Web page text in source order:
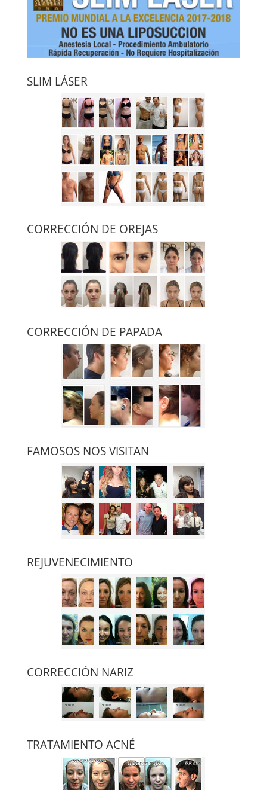
SLIM LÁSER
CORRECCIÓN DE OREJAS
CORRECCIÓN DE PAPADA
FAMOSOS NOS VISITAN
REJUVENECIMIENTO
CORRECCIÓN NARIZ
TRATAMIENTO ACNÉ